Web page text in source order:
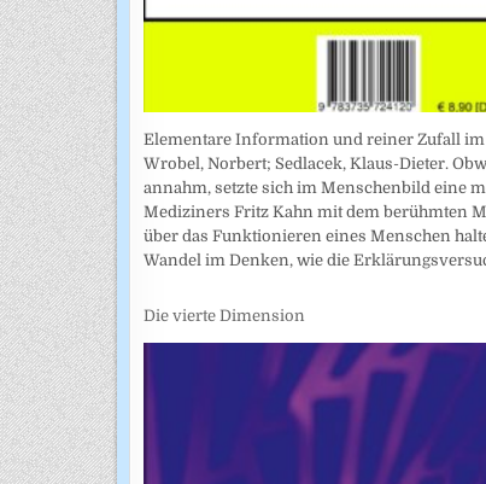
Elementare Information und reiner Zufall
Wrobel, Norbert; Sedlacek, Klaus-Dieter.
annahm, setzte sich im Menschenbild eine
Mediziners Fritz Kahn mit dem berühmten
über das Funktionieren eines Menschen
Wandel im Denken, wie die
Die vierte Dimension